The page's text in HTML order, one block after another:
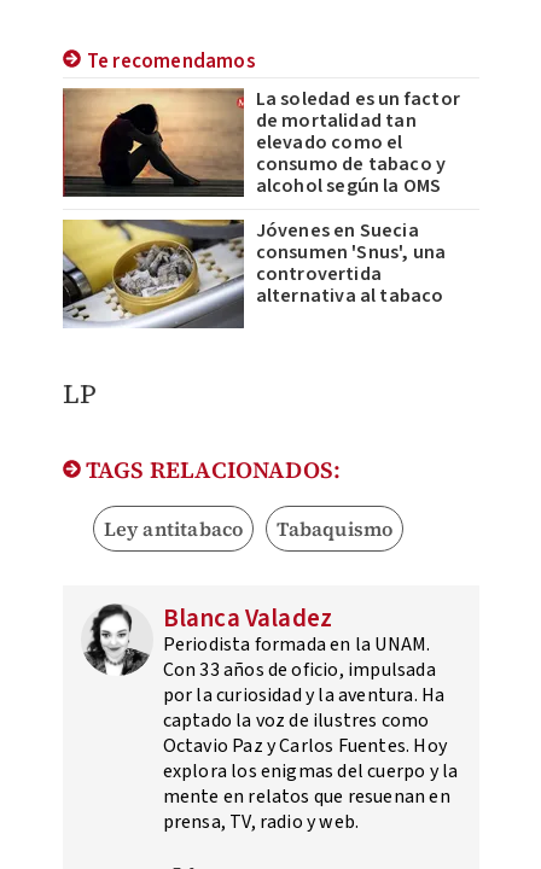
Te recomendamos
La soledad es un factor
de mortalidad tan
elevado como el
consumo de tabaco y
alcohol según la OMS
Jóvenes en Suecia
consumen 'Snus', una
controvertida
alternativa al tabaco
LP
TAGS RELACIONADOS:
Ley antitabaco Tabaquismo
Blanca Valadez
Periodista formada en la UNAM.
Con 33 años de oficio, impulsada
por la curiosidad y la aventura. Ha
captado la voz de ilustres como
Octavio Paz y Carlos Fuentes. Hoy
explora los enigmas del cuerpo y la
mente en relatos que resuenan en
prensa, TV, radio y web.